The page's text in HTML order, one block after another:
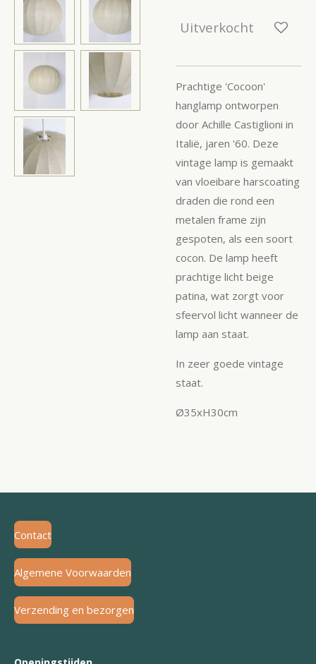
Uitverkocht
Prachtige 'Cocoon'
hanglamp ontworpen
door Achille Castiglioni in
Italië, jaren '60. Deze
vintage lamp is gemaakt
van vloeibare harscoating
draden die rond een
metalen frame zijn
gespoten, als een soort
cocon. De lamp heeft
prachtige licht beige
patina, wat zorgt voor
sfeervol licht wanneer de
lamp aan staat.
In zeer goede vintage
staat.
Ø35xH30cm
Contact
Algemene Voorwaarden
Verzending en bezorgen